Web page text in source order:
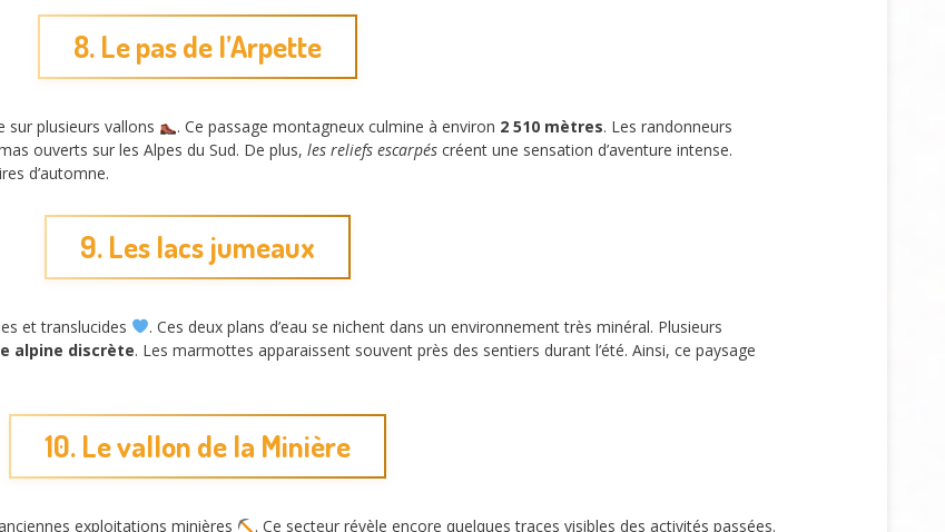
8. Le pas de l’Arpette
sur plusieurs vallons . Ce passage montagneux culmine à environ 2 510 mètres. Les randonneurs
ouverts sur les Alpes du Sud. De plus, les reliefs escarpés créent une sensation d’aventure intense.
d’automne.
9. Les lacs jumeaux
et translucides
. Ces deux plans d’eau se nichent dans un environnement très minéral. Plusieurs
alpine discrète. Les marmottes apparaissent souvent près des sentiers durant l’été. Ainsi, ce paysage
10. Le vallon de la Minière
exploitations minières
. Ce secteur révèle encore quelques traces visibles des activités passées.